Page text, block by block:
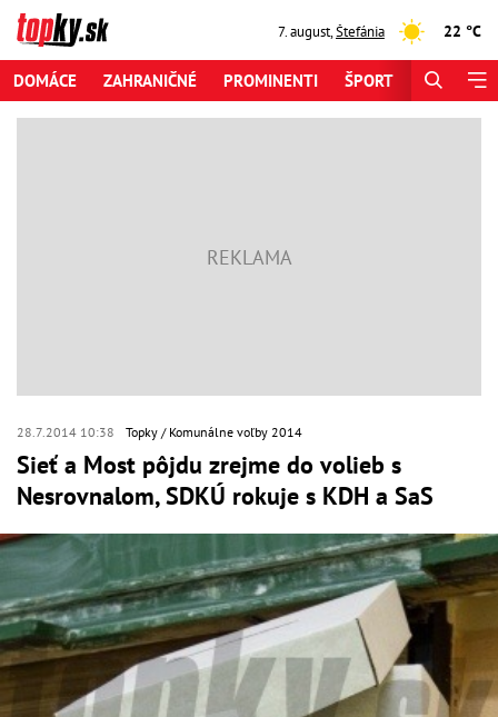
7. august,Štefánia 22 °C
DOMÁCE ZAHRANIČNÉ PROMINENTI ŠPORT
28.7.2014 10:38 Topky Komunálne voľby 2014
Sieť a Most pôjdu zrejme do volieb s
Nesrovnalom, SDKÚ rokuje s KDH a SaS